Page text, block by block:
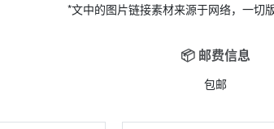
*文中的图片链接素材来源于网络，一切
📦 邮费信息
包邮